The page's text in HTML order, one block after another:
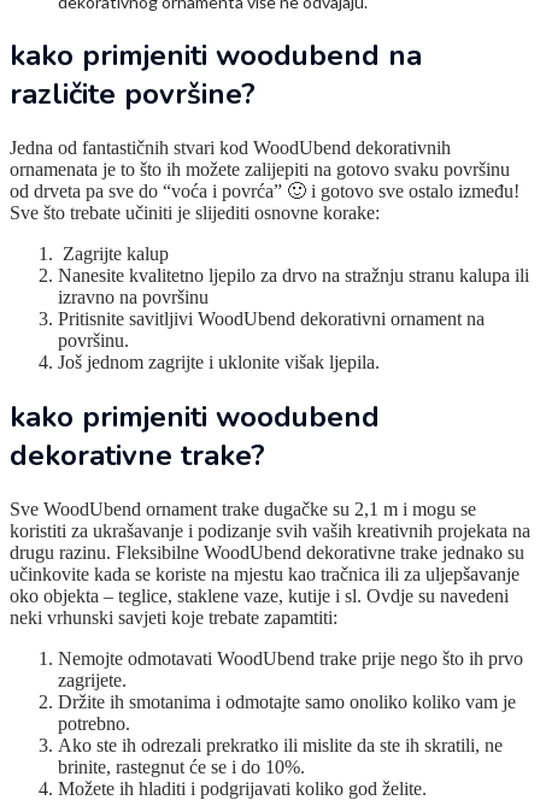
kako primjeniti woodubend na
različite površine?
Jedna od fantastičnih stvari kod WoodUbend dekorativnih
ornamenata je to što ih možete zalijepiti na gotovo svaku površinu
od drveta pa sve do “voća i povrća” 🙂 i gotovo sve ostalo između!
Sve što trebate učiniti je slijediti osnovne korake:
Zagrijte kalup
Nanesite kvalitetno ljepilo za drvo na stražnju stranu kalupa ili
izravno na površinu
Pritisnite savitljivi WoodUbend dekorativni ornament na
površinu.
Još jednom zagrijte i uklonite višak ljepila.
kako primjeniti woodubend
dekorativne trake?
Sve WoodUbend ornament trake dugačke su 2,1 m i mogu se
koristiti za ukrašavanje i podizanje svih vaših kreativnih projekata na
drugu razinu. Fleksibilne WoodUbend dekorativne trake jednako su
učinkovite kada se koriste na mjestu kao tračnica ili za uljepšavanje
oko objekta – teglice, staklene vaze, kutije i sl. Ovdje su navedeni
neki vrhunski savjeti koje trebate zapamtiti:
Nemojte odmotavati WoodUbend trake prije nego što ih prvo
zagrijete.
Držite ih smotanima i odmotajte samo onoliko koliko vam je
potrebno.
Ako ste ih odrezali prekratko ili mislite da ste ih skratili, ne
brinite, rastegnut će se i do 10%.
Možete ih hladiti i podgrijavati koliko god želite.